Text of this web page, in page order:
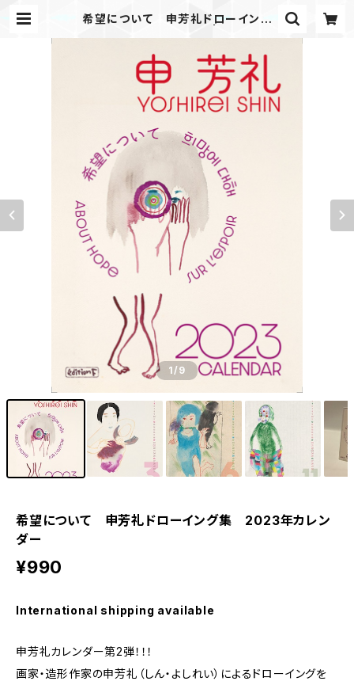
希望について 申芳礼ドローイング
1/9
希望について 申芳礼ドローイング集 2023年カレン
ダー
¥990
International shipping available
申芳礼カレンダー第2弾！！！
画家・造形作家の申芳礼（しん・よしれい）によるドローイングを